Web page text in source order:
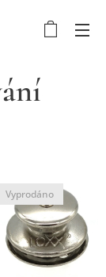
Vyprodáno